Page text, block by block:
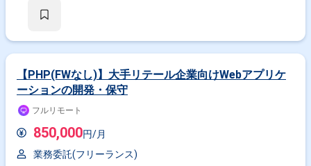
【PHP(FWなし)】大手リテール企業向けWebアプリケ
ーションの開発・保守
フルリモート
850,000円/月
業務委託(フリーランス)